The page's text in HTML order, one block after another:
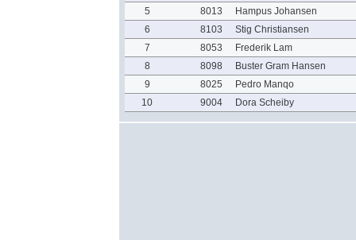
5
8013
Hampus Johansen
6
8103
Stig Christiansen
7
8053
Frederik Lam
8
8098
Buster Gram Hansen
9
8025
Pedro Manqo
10
9004 Dora Scheiby